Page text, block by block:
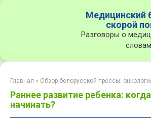
Медицинский
скорой
Разговоры о
Главная » Обзор белорусской прессы:
Раннее развитие ребенка:
начинать?